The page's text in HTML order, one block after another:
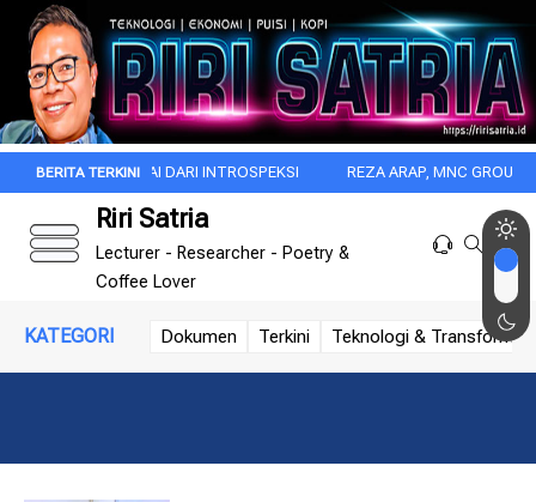
DIMULAI DARI INTROSPEKSI REZA ARAP, MNC GROUP, DAN
Riri Satria
Lecturer - Researcher - Poetry &
Coffee Lover
KATEGORI Dokumen Terkini Teknologi &